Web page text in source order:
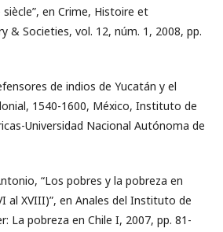
en Crime, Histoire et
& Societies, vol. 12, núm. 1, 2008, pp.
de indios de Yucatán y el
1540-1600, México, Instituto de
Universidad Nacional Autónoma de
“Los pobres y la pobreza en
al XVIII)”, en Anales del Instituto de
La pobreza en Chile I, 2007, pp. 81-